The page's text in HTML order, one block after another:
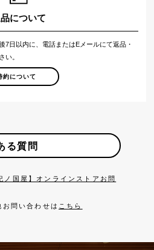
について
7日以内に、電話またはEメールにて返品・
い。
約について
る質問
ノ国屋】オンラインストアお問
お問い合わせは こちら